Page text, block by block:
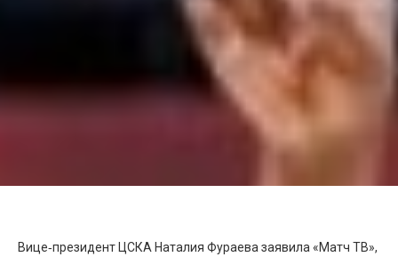
Вице‑президент ЦСКА Наталия Фураева заявила «Матч ТВ»,